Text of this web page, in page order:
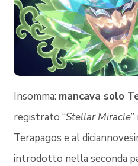
Insomma: mancava solo
registrato “Stellar Miracle
Terapagos e al
introdotto nella seconda